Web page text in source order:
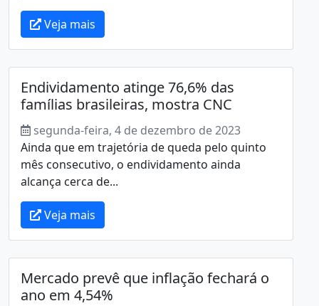
Veja mais
Endividamento atinge 76,6% das
famílias brasileiras, mostra CNC
segunda-feira, 4 de dezembro de 2023
Ainda que em trajetória de queda pelo quinto
mês consecutivo, o endividamento ainda
alcança cerca de...
Veja mais
Mercado prevê que inflação fechará o
ano em 4,54%